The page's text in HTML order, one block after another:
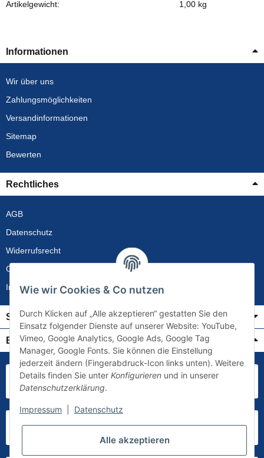
Artikelgewicht:
1,00 kg
Informationen
Wir über uns
Zahlungsmöglichkeiten
Versandinformationen
Sitemap
Bewerten
Rechtliches
AGB
Datenschutz
Widerrufsrecht
Gewährleistung
Impressum
Service
Bezahlung & Versand
Wie wir Cookies & Co nutzen
Durch Klicken auf „Alle akzeptieren“ gestatten Sie den
Einsatz folgender Dienste auf unserer Website: YouTube,
Vimeo, Google Analytics, Google Ads, Google Tag
Manager, Google Fonts. Sie können die Einstellung
jederzeit ändern (Fingerabdruck-Icon links unten). Weitere
Details finden Sie unter Konfigurieren und in unserer
Datenschutzerklärung.
Impressum Datenschutz
Alle akzeptieren